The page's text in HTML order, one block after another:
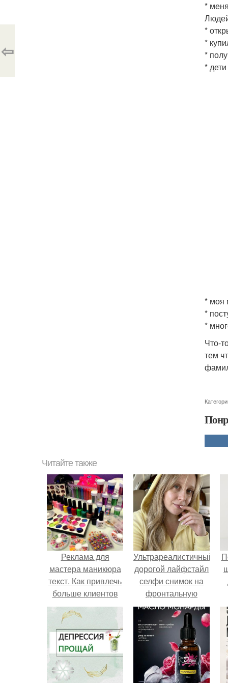
*
*
*
*
*
* моя
*
*
Что-
тем
⇦
Читайте также
Реклама для
мастера маникюра
текст. Как привлечь
больше клиентов
на маникюр
Ультрареалистичный
дорогой лайфстайл
селфи снимок на
фронтальную
камеру.